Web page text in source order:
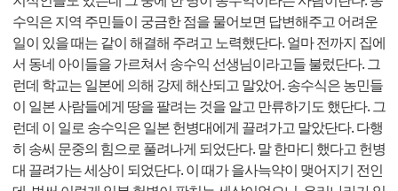
수익은 지역 주민들이 궁금한 점을 물어보면 답변해주고 어려운
일이 있을 때는 같이 해결해 주려고 노력했단다. 얼마 전까지 집에
서 동네 아이들을 가르쳐서 송수익 선생님이라고들 불렀단다. 그
런데 학교는 일본에 의해 강제 해산되고 말았어. 송수식은 농민들
이 일본 사람들에게 땅을 팔려는 것을 알고 만류하기도 했단다. 그
런데 이 일로 송수익은 일본 헌병대에게 끌려가고 말았단다. 다행
히 송씨 문중의 힘으로 풀려나게 되었단다. 말 한마디 했다고 헌병
대 끌려가는 세상이 되었단다. 이 때가 을사늑약이 맺어지기 전인